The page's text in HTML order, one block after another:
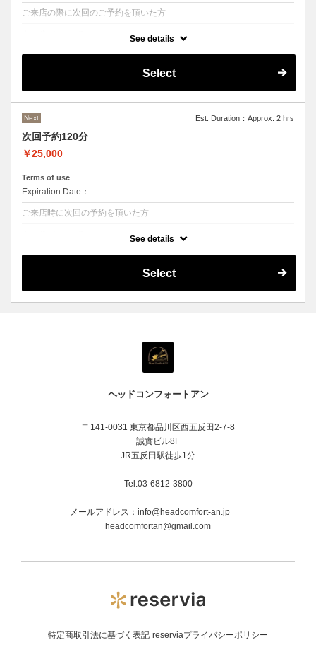
ご来店の際に次回のご予約を頂いた方
See details
Select
Next Est. Duration：Approx. 2 hrs
次回予約120分
￥25,000
Terms of use
Expiration Date：
ご来店時に次回の予約を頂いた方
See details
Select
ヘッドコンフォートアン
〒141-0031 東京都品川区西五反田2-7-8
誠實ビル8F
JR五反田駅徒歩1分
Tel.03-6812-3800
メールアドレス：info@headcomfort-an.jp
headcomfortan@gmail.com
特定商取引法に基づく表記 reserviaプライバシーポリシー